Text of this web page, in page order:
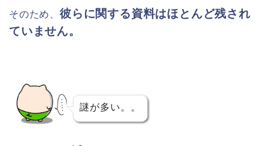
そのため、 彼らに関する資料はほとんど残され
ていません。
謎が多い。。